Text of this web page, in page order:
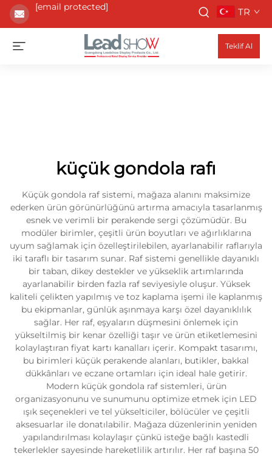
[email protected] TR
Teklif Al
küçük gondola rafı
Küçük gondola raf sistemi, mağaza alanını maksimize
ederken ürün görünürlüğünü artırma amacıyla tasarlanmış
esnek ve verimli bir perakende sergi çözümüdür. Bu
modüler birimler, çeşitli ürün boyutları ve ağırlıklarına
uyum sağlamak için özelleştirilebilen, ayarlanabilir raflarıyla
iki taraflı bir tasarım sunar. Raf sistemi genellikle dayanıklı
bir taban, dikey destekler ve yükseklik artımlarında
ayarlanabilir birden fazla raf seviyesiyle oluşur. Yüksek
kaliteli çelikten yapılmış ve toz kaplama işemi ile kaplanmış
bu ekipmanlar, günlük aşınmaya karşı özel dayanıklılık
sağlar. Her raf, eşyaların düşmesini önlemek için
yükseltilmiş bir kenar özelliği taşır ve ürün etiketlemesini
kolaylaştıran fiyat kartı kanalları içerir. Kompakt tasarımı,
bu birimleri küçük perakende alanları, butikler, bakkal
dükkânları ve eczane ortamları için ideal hale getirir.
Modern küçük gondola raf sistemleri, ürün
organizasyonunu ve sunumunu optimize etmek için LED
ışık seçenekleri ve tel yükselticiler, bölücüler ve çeşitli
aksesuarlar ile donatılabilir. Mağaza düzenlerinin yeniden
yapılandırılması kolaylaşır çünkü isteğe bağlı kastedli
tekerlekler sayesinde hareketlilik artırılır. Her raf başına 50